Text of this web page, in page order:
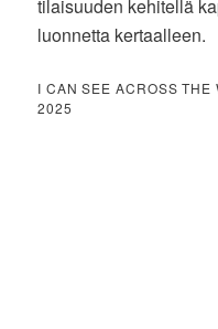
tilaisuuden kehitellä
luonnetta kertaalleen.
I CAN SEE ACROSS
2025